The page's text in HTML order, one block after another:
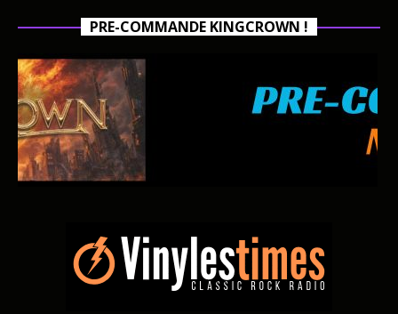
PRE-COMMANDE KINGCROWN !